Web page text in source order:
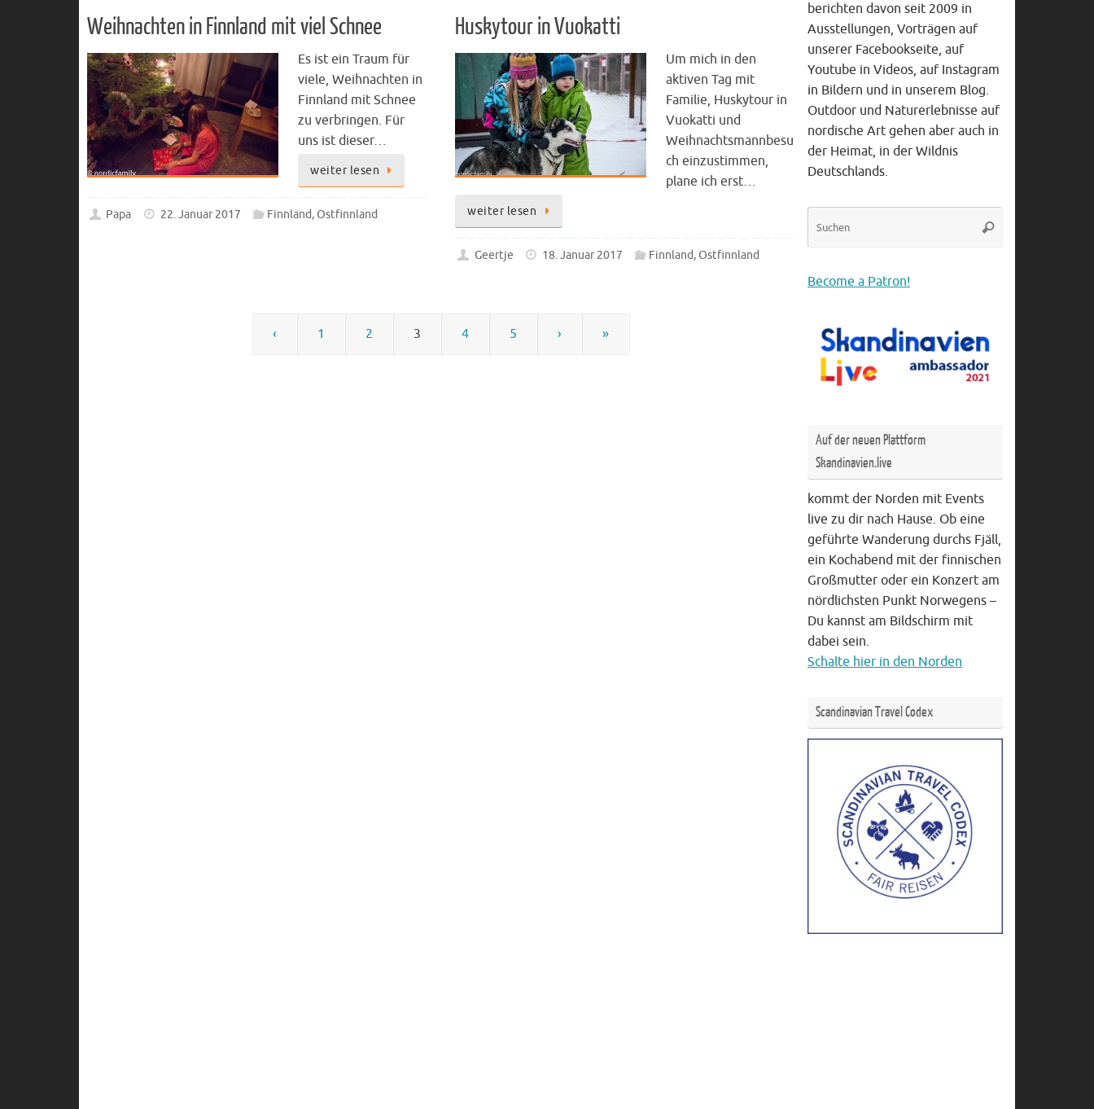
Weihnachten in Finnland mit viel Schnee
Es ist ein Traum für
viele, Weihnachten in
Finnland mit Schnee
zu verbringen. Für
uns ist dieser…
weiter lesen
Papa 22. Januar 2017 Finnland,Ostfinnland
Huskytour in Vuokatti
Um mich in den
aktiven Tag mit
Familie, Huskytour in
Vuokatti und
Weihnachtsmannbesu
ch einzustimmen,
plane ich erst…
weiter lesen
Geertje 18. Januar 2017 Finnland,Ostfinnland
‹ 1 2 3 4 5 › »
berichten davon seit 2009 in
Ausstellungen, Vorträgen auf
unserer Facebookseite, auf
Youtube in Videos, auf Instagram
in Bildern und in unserem Blog.
Outdoor und Naturerlebnisse auf
nordische Art gehen aber auch in
der Heimat, in der Wildnis
Deutschlands.
Suchen
Become a Patron!
Auf der neuen Plattform
Skandinavien.live
kommt der Norden mit Events
live zu dir nach Hause. Ob eine
geführte Wanderung durchs Fjäll,
ein Kochabend mit der finnischen
Großmutter oder ein Konzert am
nördlichsten Punkt Norwegens –
Du kannst am Bildschirm mit
dabei sein.
Schalte hier in den Norden
Scandinavian Travel Codex